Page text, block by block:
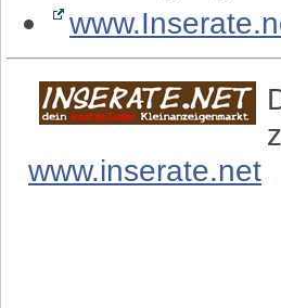
www.inserate.net